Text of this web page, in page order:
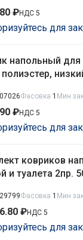
₽НДС 5
для
напольный для
Фасовка 1 Мин
₽НДС 5
для
ковриков
и туалета 2пр.
Фасовка 1 Мин
₽НДС 5
для